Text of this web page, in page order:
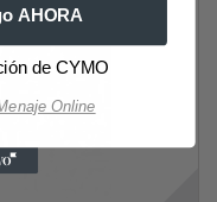
AHORA
de CYMO
Online